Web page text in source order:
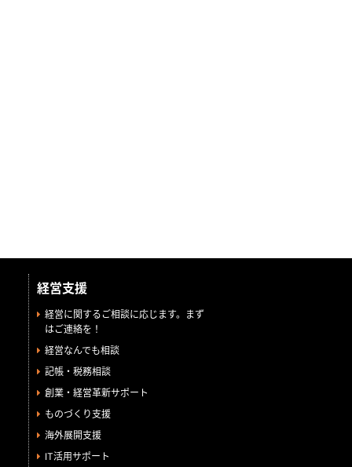
経営支援
経営に関するご相談に応じます。まず
はご連絡を！
経営なんでも相談
記帳・税務相談
創業・経営革新サポート
ものづくり支援
海外展開支援
IT活用サポート